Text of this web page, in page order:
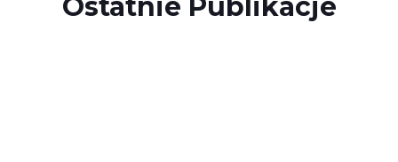
Ostatnie Publikacje